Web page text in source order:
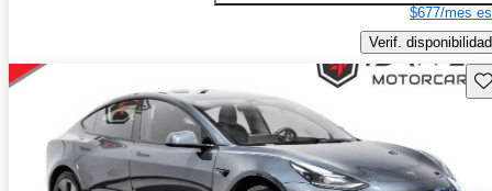
$677/mes
Verif. disponibilidad